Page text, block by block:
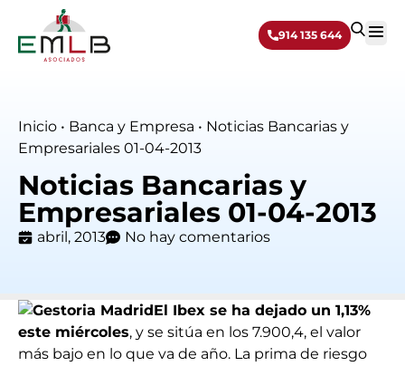
914 135 644
Inicio • Banca y Empresa • Noticias Bancarias y
Empresariales 01-04-2013
Noticias Bancarias y
Empresariales 01-04-2013
abril, 2013 No hay comentarios
El Ibex se ha dejado un 1,13%
este miércoles, y se sitúa en los 7.900,4, el valor
más bajo en lo que va de año. La prima de riesgo